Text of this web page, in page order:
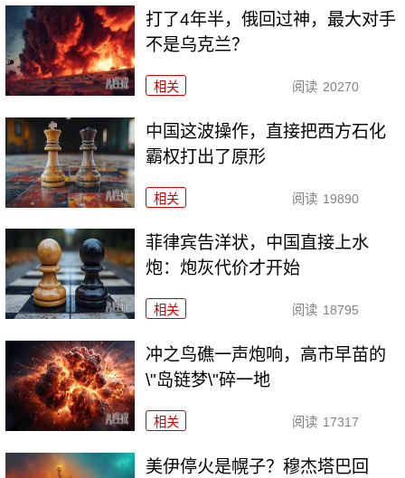
打了4年半，俄回过神，最大对手
不是乌克兰？
相关 阅读 20270
中国这波操作，直接把西方石化
霸权打出了原形
相关 阅读 19890
菲律宾告洋状，中国直接上水
炮：炮灰代价才开始
相关 阅读 18795
冲之鸟礁一声炮响，高市早苗的
\"岛链梦\"碎一地
相关 阅读 17317
美伊停火是幌子？穆杰塔巴回